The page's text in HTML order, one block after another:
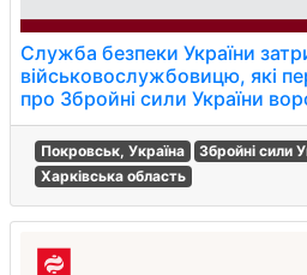
Служба безпеки України
військовослужбовицю, які
про Збройні сили України
Покровськ, Україна
Збройні сили
Харківська область